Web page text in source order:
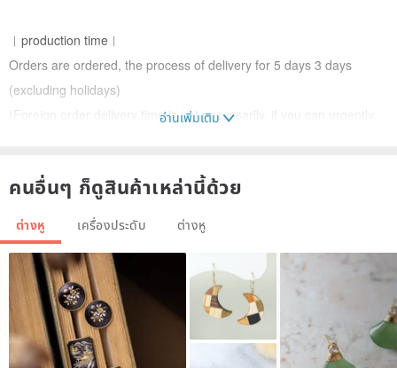
︱production time︱
Orders are ordered, the process of delivery for 5 days 3 days
(excluding holidays)
(Foreign order delivery time is not necessarily, if you can urgently
—Product Description —
(1) Size: Flower diameter is about 0.8cm
(If the ear lobe is small, you can order "small rose" in the order!)
(2) Material: Made from Nippon resin, light clay
- Wearing instructions -
(1) Auricular needle: anti-allergy steel needle
(After the anti-sensitivity test, there is no problem under normal
อ่านเพิ่มเติม
คนอื่นๆ ก็ดูสินค้าเหล่านี้ด้วย
ต่างหู เครื่องประดับ ต่างหู